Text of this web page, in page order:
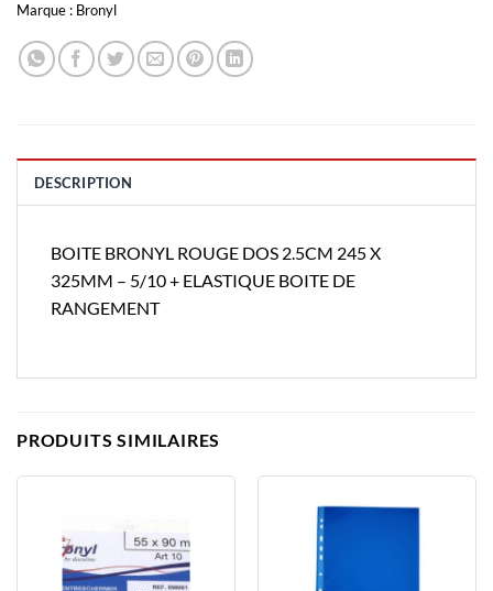
Marque : Bronyl
DESCRIPTION
BOITE BRONYL ROUGE DOS 2.5CM 245 X
325MM – 5/10 + ELASTIQUE BOITE DE
RANGEMENT
PRODUITS SIMILAIRES